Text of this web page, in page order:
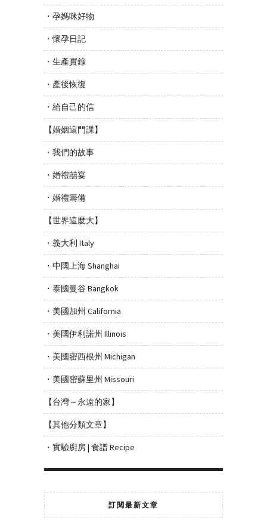
・孕媽咪好物
・懷孕日記
・生產實錄
・產後恢復
・給自己的信
【婚姻這門課】
・我們的故事
・婚禮囍宴
・婚禮籌備
【世界這麼大】
・義大利 Italy
・中國上海 Shanghai
・泰國曼谷 Bangkok
・美國加州 California
・美國伊利諾州 Illinois
・美國密西根州 Michigan
・美國密蘇里州 Missouri
【台灣～永遠的家】
【其他分類文章】
・實驗廚房 | 食譜 Recipe
訂閱最新文章